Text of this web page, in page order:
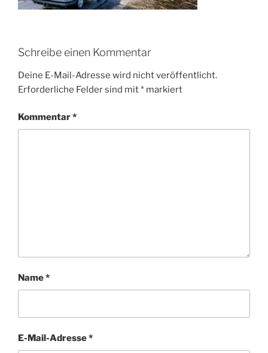
Schreibe einen Kommentar
Deine E-Mail-Adresse wird nicht veröffentlicht.
Erforderliche Felder sind mit* markiert
Kommentar*
Name*
E-Mail-Adresse*